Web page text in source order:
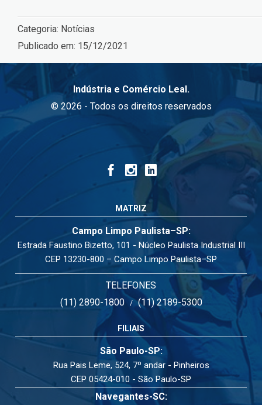
Categoria: Notícias
Publicado em: 15/12/2021
Indústria e Comércio Leal.
© 2026 - Todos os direitos reservados
MATRIZ
Campo Limpo Paulista–SP:
Estrada Faustino Bizetto, 101 - Núcleo Paulista Industrial III
CEP 13230-800 – Campo Limpo Paulista–SP
TELEFONES
(11) 2890-1800/(11) 2189-5300
FILIAIS
São Paulo-SP:
Rua Pais Leme, 524, 7º andar - Pinheiros
CEP 05424-010 - São Paulo-SP
Navegantes-SC: